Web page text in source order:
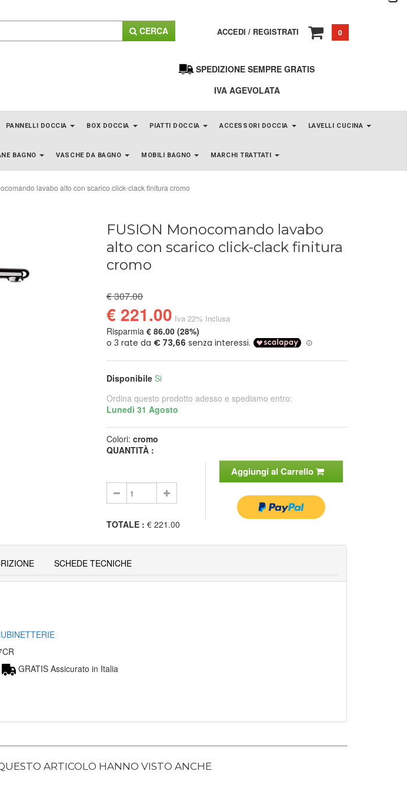
CERCA ACCEDI / REGISTRATI 0
SPEDIZIONE SEMPRE GRATIS
IVA AGEVOLATA
PANNELLI DOCCIA BOX DOCCIA PIATTI DOCCIA ACCESSORI DOCCIA LAVELLI CUCINA
BAGNO VASCHE DA BAGNO MOBILI BAGNO MARCHI TRATTATI
lavabo alto con scarico click-clack finitura cromo
FUSION Monocomando lavabo
alto con scarico click-clack finitura
cromo
€ 307.00
€ 221.00 Iva 22% Inclusa
Risparmia€ 86.00 (28%)
Disponibile Si
Ordina questo prodotto adesso e spediamo entro:
Lunedì 31 Agosto
Colori:cromo
QUANTITÀ :
Aggiungi al Carrello
TOTALE : € 221.00
SCHEDE TECNICHE
GRATIS Assicurato in Italia
ARTICOLO HANNO VISTO ANCHE